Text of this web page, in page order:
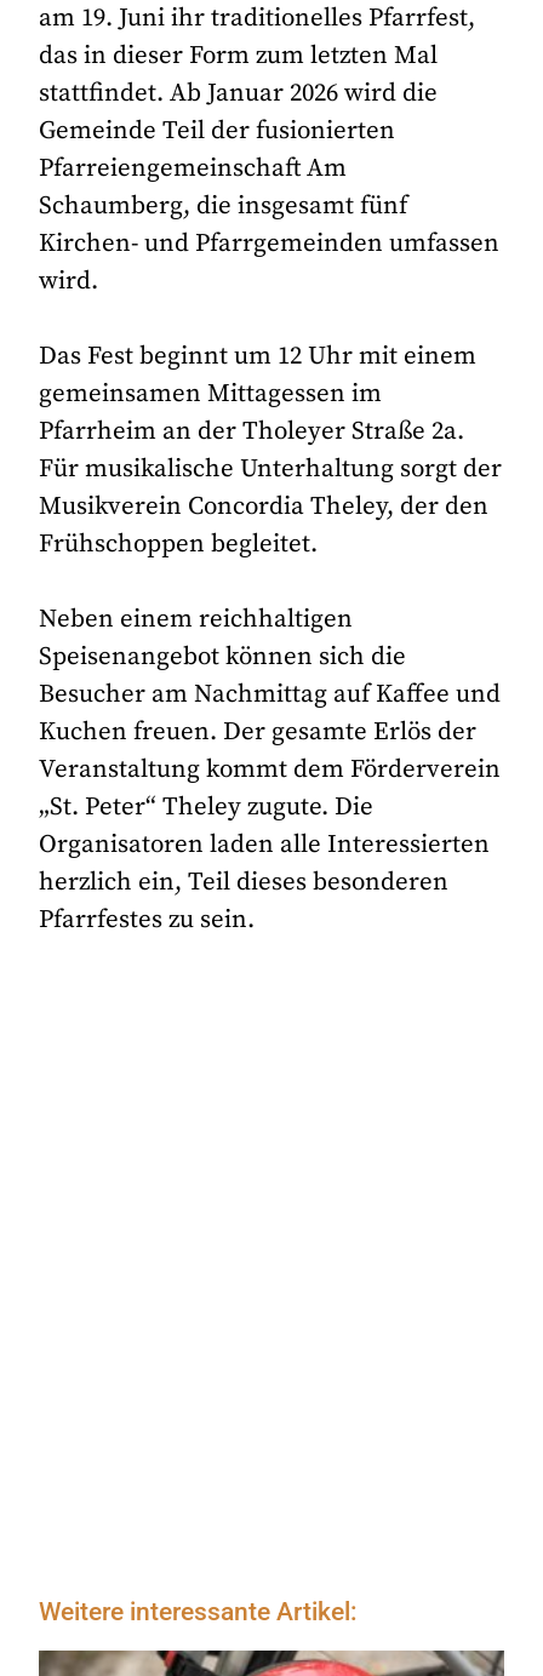
am 19. Juni ihr traditionelles Pfarrfest,
das in dieser Form zum letzten Mal
stattfindet. Ab Januar 2026 wird die
Gemeinde Teil der fusionierten
Pfarreiengemeinschaft Am
Schaumberg, die insgesamt fünf
Kirchen- und Pfarrgemeinden umfassen
wird.
Das Fest beginnt um 12 Uhr mit einem
gemeinsamen Mittagessen im
Pfarrheim an der Tholeyer Straße 2a.
Für musikalische Unterhaltung sorgt der
Musikverein Concordia Theley, der den
Frühschoppen begleitet.
Neben einem reichhaltigen
Speisenangebot können sich die
Besucher am Nachmittag auf Kaffee und
Kuchen freuen. Der gesamte Erlös der
Veranstaltung kommt dem Förderverein
„St. Peter“ Theley zugute. Die
Organisatoren laden alle Interessierten
herzlich ein, Teil dieses besonderen
Pfarrfestes zu sein.
Weitere interessante Artikel: